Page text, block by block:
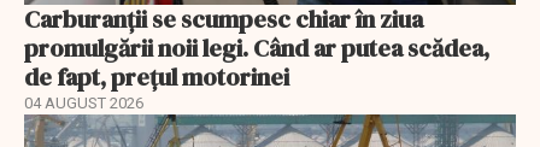
Carburanții se scumpesc chiar în ziua
promulgării noii legi. Când ar putea scădea,
de fapt, prețul motorinei
04 AUGUST 2026